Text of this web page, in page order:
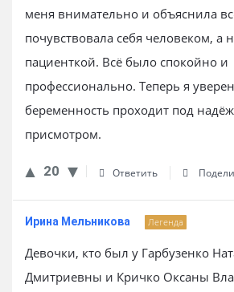
меня внимательно и объяснила
почувствовала себя человеком, а
пациенткой. Всё было спокойно и
профессионально. Теперь я
беременность проходит под
присмотром.
20 Ответить
Ирина Мельникова Легенда
Девочки, кто был у Гарбузенко
Дмитриевны и Кричко Оксаны